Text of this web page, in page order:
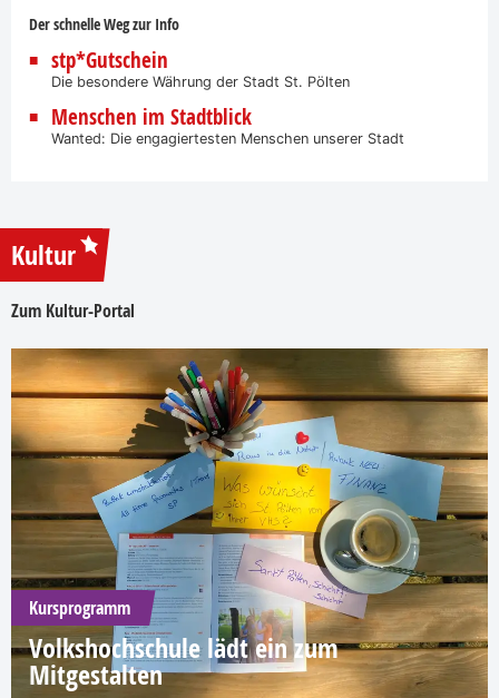
Der schnelle Weg zur Info
stp*Gutschein
Die besondere Währung der Stadt St. Pölten
Menschen im Stadtblick
Wanted: Die engagiertesten Menschen unserer Stadt
Kultur
Zum Kultur-Portal
Kursprogramm
Volkshochschule lädt ein zum
Mitgestalten